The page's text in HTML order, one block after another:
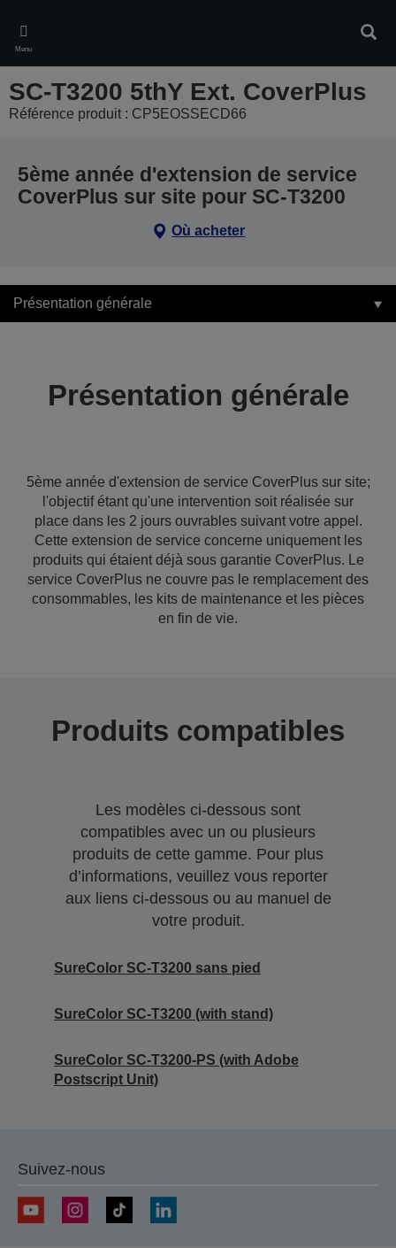
main
content
Menu
SC-T3200 5thY Ext. CoverPlus
Référence produit : CP5EOSSECD66
5ème année d'extension de service
CoverPlus sur site pour SC-T3200
Où acheter
Présentation générale
Présentation générale
5ème année d'extension de service CoverPlus sur site;
l'objectif étant qu'une intervention soit réalisée sur
place dans les 2 jours ouvrables suivant votre appel.
Cette extension de service concerne uniquement les
produits qui étaient déjà sous garantie CoverPlus. Le
service CoverPlus ne couvre pas le remplacement des
consommables, les kits de maintenance et les pièces
en fin de vie.
Produits compatibles
Les modèles ci-dessous sont
compatibles avec un ou plusieurs
produits de cette gamme. Pour plus
d’informations, veuillez vous reporter
aux liens ci-dessous ou au manuel de
votre produit.
SureColor SC-T3200 sans pied
SureColor SC-T3200 (with stand)
SureColor SC-T3200-PS (with Adobe
Postscript Unit)
Suivez-nous